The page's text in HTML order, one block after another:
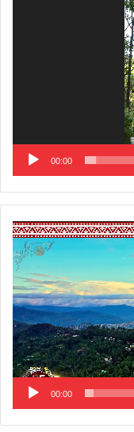
00:00
Video
Player
00:00